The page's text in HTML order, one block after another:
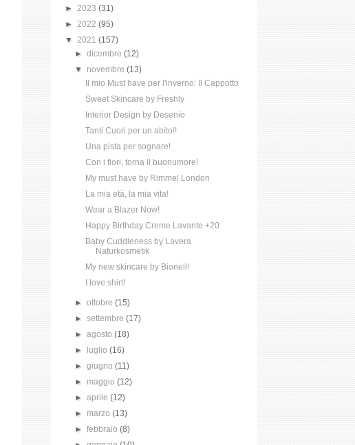
► 2023 (31)
► 2022 (95)
▼ 2021 (157)
►dicembre(12)
▼ novembre(13)
Il mio Must have per l'inverno: Il Cappotto
Sweet Skincare by Freshly
Interior Design by Desenio
Tanti Cuori per un abito!!
Una pista per sognare!
Con i fiori, torna il buonumore!
My must have by Rimmel London
La mia età, la mia vita!
Wear a Blazer Now!
Happy Birthday Creme Lavante +20
Baby Cuddleness by Lavera
Naturkosmetik
My new skincare by Bionell!
I love shirt!
►ottobre(15)
►settembre(17)
►agosto(18)
►
luglio(16)
►giugno(11)
► maggio(12)
►aprile(12)
► marzo(13)
►febbraio(8)